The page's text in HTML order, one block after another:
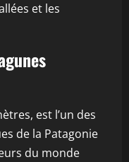
et les
est l’un des
de la Patagonie
du monde